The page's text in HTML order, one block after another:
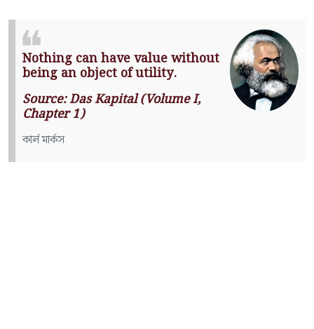
Nothing can have value without
being an object of utility.
Source: Das Kapital (Volume I,
Chapter 1)
কার্ল মার্কস